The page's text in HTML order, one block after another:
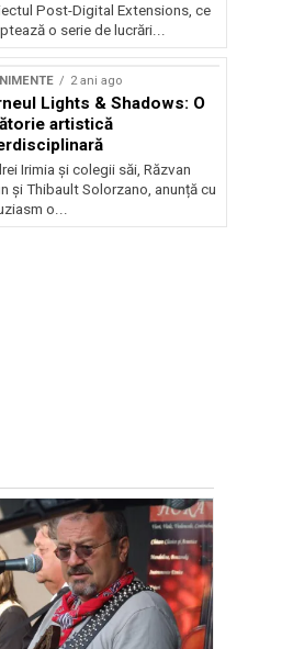
Post-Digital Extensions, ce
o serie de lucrări...
2 ani ago
Lights & Shadows: O
artistică
Irimia și colegii săi, Răzvan
și Thibault Solorzano, anunță cu
o...